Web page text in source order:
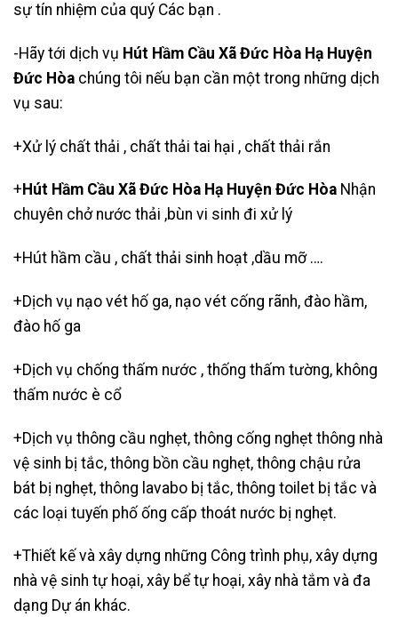
sự tín nhiệm của quý Các bạn .
-Hãy tới dịch vụ Hút Hầm Cầu Xã Đức Hòa Hạ Huyện
Đức Hòa chúng tôi nếu bạn cần một trong những dịch
vụ sau:
+Xử lý chất thải , chất thải tai hại , chất thải rắn
+ Hút Hầm Cầu Xã Đức Hòa Hạ Huyện Đức Hòa Nhận
chuyên chở nước thải ,bùn vi sinh đi xử lý
+Hút hầm cầu , chất thải sinh hoạt ,dầu mỡ ….
+Dịch vụ nạo vét hố ga, nạo vét cống rãnh, đào hầm,
đào hố ga
+Dịch vụ chống thấm nước , thống thấm tường, không
thấm nước è cổ
+Dịch vụ thông cầu nghẹt, thông cống nghẹt thông nhà
vệ sinh bị tắc, thông bồn cầu nghẹt, thông chậu rửa
bát bị nghẹt, thông lavabo bị tắc, thông toilet bị tắc và
các loại tuyến phố ống cấp thoát nước bị nghẹt.
+Thiết kế và xây dựng những Công trình phụ, xây dựng
nhà vệ sinh tự hoại, xây bể tự hoại, xây nhà tắm và đa
dạng Dự án khác.